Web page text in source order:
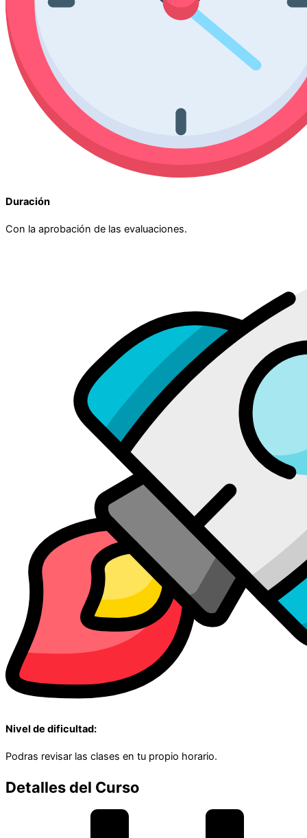
Duración
Con la aprobación de las evaluaciones.
Nivel de dificultad:
Podras revisar las clases en tu propio horario.
Detalles del Curso